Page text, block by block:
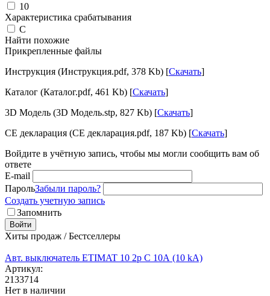
10
Характеристика срабатывания
C
Найти похожие
Прикрепленные файлы
Инструкция (Инструкция.pdf, 378 Kb) [Скачать]
Каталог (Каталог.pdf, 461 Kb) [Скачать]
3D Модель (3D Модель.stp, 827 Kb) [Скачать]
CE декларация (CE декларация.pdf, 187 Kb) [Скачать]
Войдите в учётную запись, чтобы мы могли сообщить вам об
ответе
E-mail
ПарольЗабыли пароль?
Создать учетную запись
Запомнить
Войти
Хиты продаж / Бестселлеры
Авт. выключатель ETIMAT 10 2p C 10А (10 kA)
Артикул:
2133714
Нет в наличии